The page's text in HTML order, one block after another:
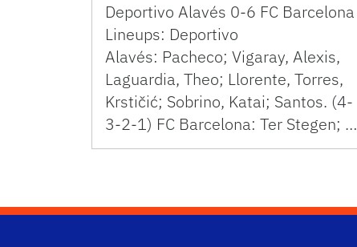
Deportivo Alavés 0-6 FC Barcelona
Lineups: Deportivo
Alavés: Pacheco; Vigaray, Alexis,
Laguardia, Theo; Llorente, Torres,
Krstičić; Sobrino, Katai; Santos. (4-
3-2-1) FC Barcelona: Ter Stegen; …